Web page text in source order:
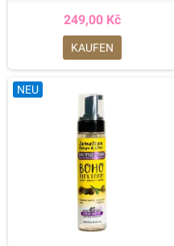
249,00 Kč
KAUFEN
NEU